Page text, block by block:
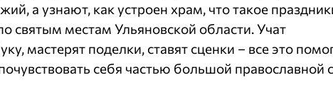
а узнают, как устроен храм, что такое
святым местам Ульяновской области. Учат
мастерят поделки, ставят сценки – все это
себя частью большой православной